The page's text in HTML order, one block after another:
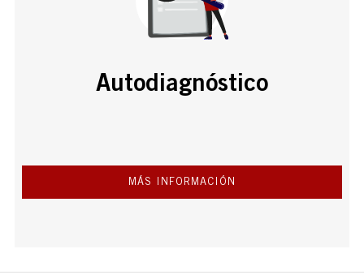
Autodiagnóstico
MÁS INFORMACIÓN